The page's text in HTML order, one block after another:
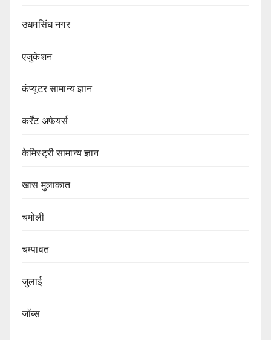
उधमसिंघ नगर
एजुकेशन
कंप्यूटर सामान्य ज्ञान
कर्रेंट अफेयर्स
केमिस्ट्री सामान्य ज्ञान
खास मुलाकात
चमोली
चम्पावत
जुलाई
जॉब्स